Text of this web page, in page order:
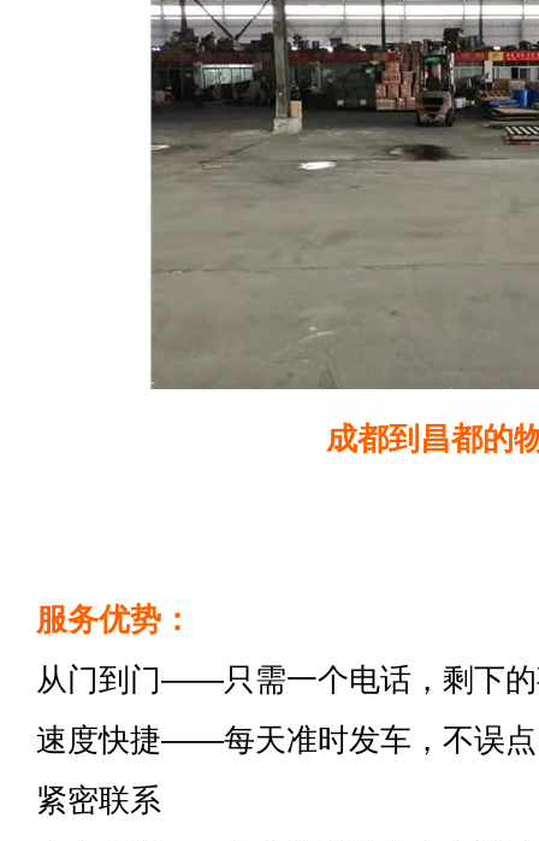
成都到昌都的
服务优势：
从门到门——只需一个电话，剩下
速度快捷——每天准时发车，不误
紧密联系